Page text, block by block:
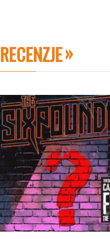
RECENZJE